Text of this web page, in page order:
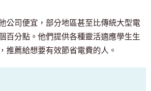
公司便宜，部分地區甚至比傳統大型電
百分點。他們提供各種靈活適應學生生
推薦給想要有效節省電費的人。